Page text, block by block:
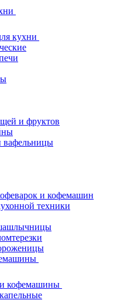
кухни
и фруктов
вафельницы
и кофемашин
техники
кофемашины